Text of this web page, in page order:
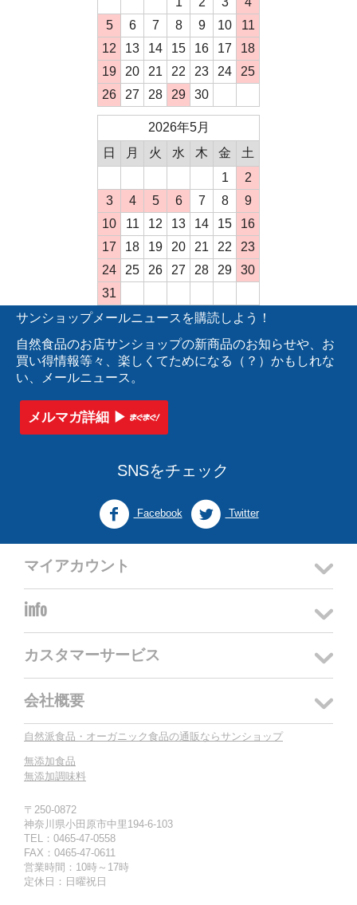
5
6 7 8 9 10
11
12
13 14 15 16 17
18
19
20 21 22 23 24
25
26
27 28 29 30
2026年5月
日
月 火 水 木 金
土
1
2
3
4 5 6 7 8
9
10
11 12 13 14 15
16
17
18 19 20 21 22
23
24
25 26 27 28 29
30
31
サンショップメールニュースを購読しよう！
自然食品のお店サンショップの新商品のお知らせや、お
買い得情報等々、楽しくてためになる（？）かもしれな
い、メールニュース。
メルマガ詳細 ▶︎
SNSをチェック
Facebook Twitter
マイアカウント
info
カスタマーサービス
会社概要
自然派食品・オーガニック食品の通販ならサンショップ
無添加食品
無添加調味料
〒250-0872
神奈川県小田原市中里194-6-103
TEL：0465-47-0558
FAX：0465-47-0611
営業時間：10時～17時
定休日：日曜祝日